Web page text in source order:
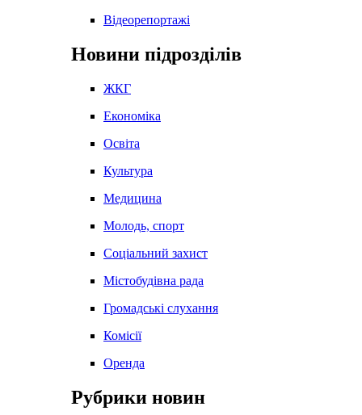
Відеорепортажі
Новини підрозділів
ЖКГ
Економіка
Освіта
Культура
Медицина
Молодь, спорт
Соціальний захист
Містобудівна рада
Громадські слухання
Комісії
Оренда
Рубрики новин